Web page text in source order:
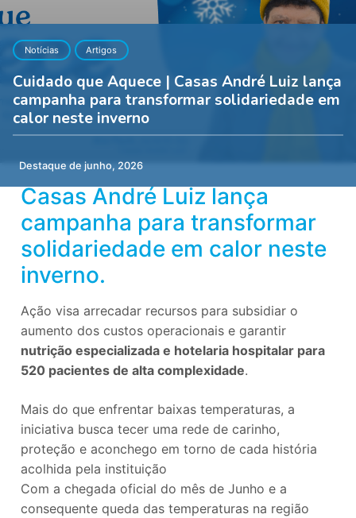
Notícias Artigos
Cuidado que Aquece | Casas André Luiz lança
campanha para transformar solidariedade em
calor neste inverno
Destaque de junho, 2026
Casas André Luiz lança
campanha para transformar
solidariedade em calor neste
inverno.
Ação visa arrecadar recursos para subsidiar o
aumento dos custos operacionais e garantir
nutrição especializada e hotelaria hospitalar para
520 pacientes de alta complexidade.
Mais do que enfrentar baixas temperaturas, a
iniciativa busca tecer uma rede de carinho,
proteção e aconchego em torno de cada história
acolhida pela instituição
Com a chegada oficial do mês de Junho e a
consequente queda das temperaturas na região